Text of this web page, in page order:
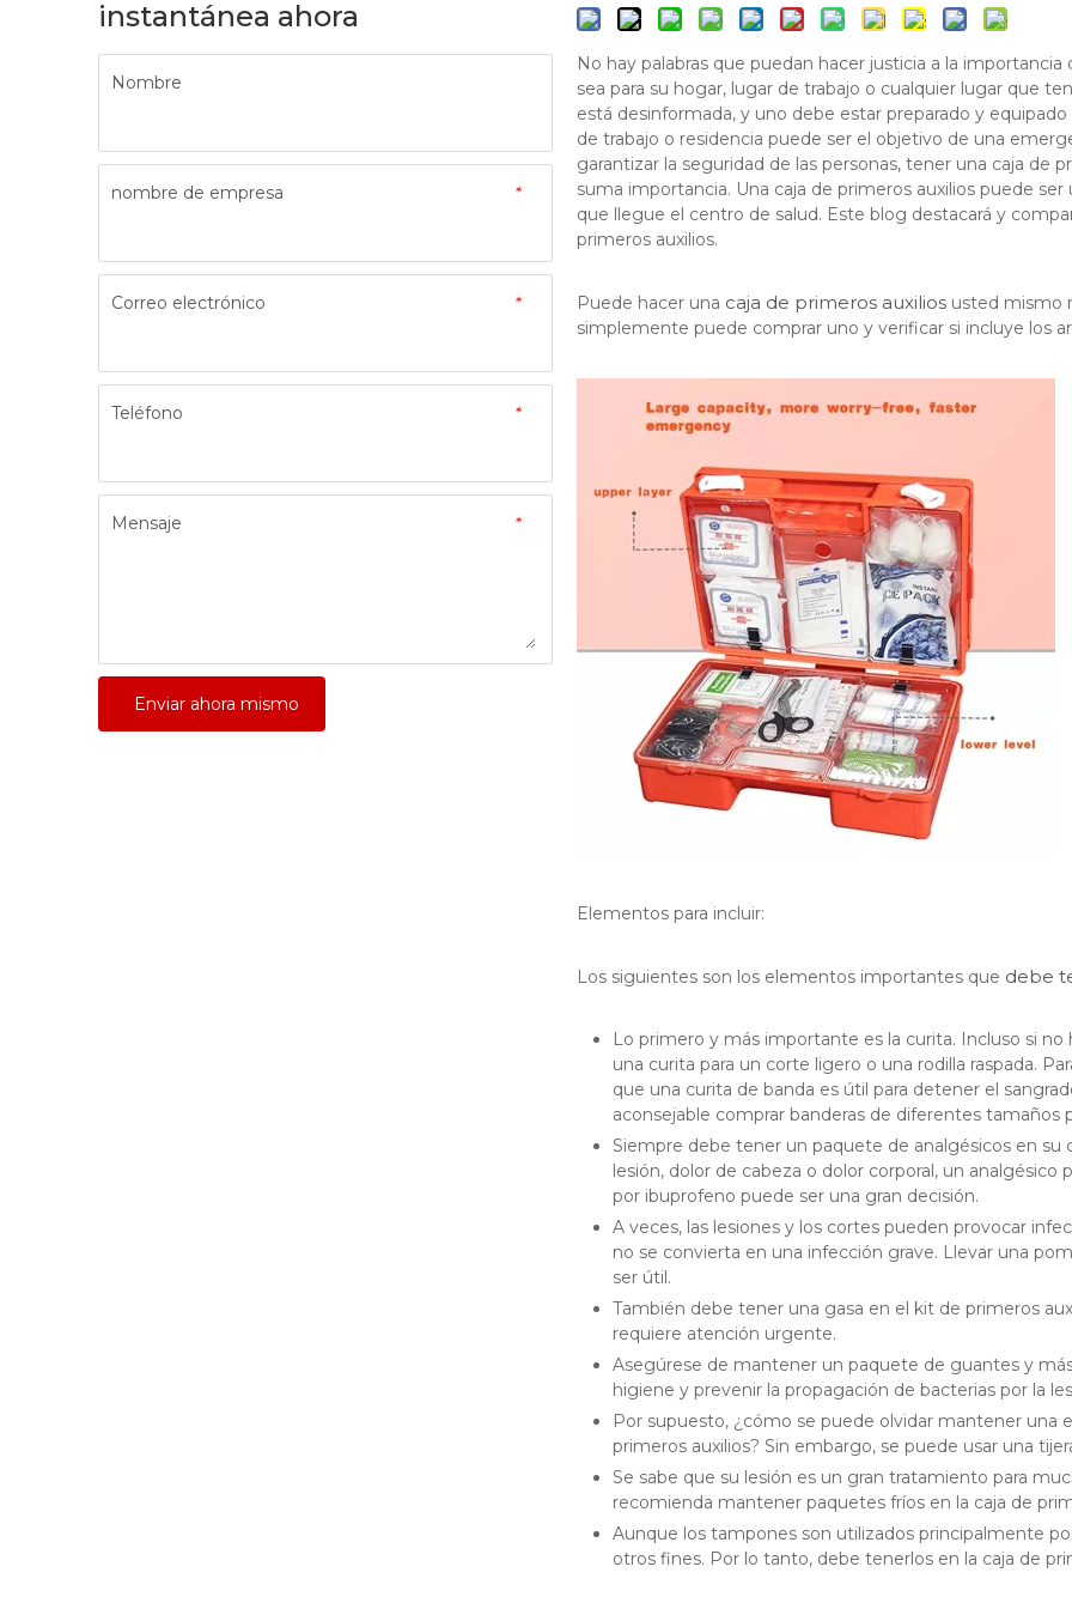
instantánea ahora
Nombre
*
nombre de empresa
*
Correo electrónico
*
Teléfono
*
Mensaje
Enviar ahora mismo
No hay palabras que puedan hacer justicia a la
sea para su hogar, lugar de trabajo o cualquier lugar que
está desinformada, y uno debe estar preparado y
de trabajo o residencia puede ser el objetivo de una
garantizar la seguridad de las personas, tener una caja de
suma importancia. Una caja de primeros auxilios puede
que llegue el centro de salud. Este blog destacará y
primeros auxilios.
Puede hacer una caja de primeros auxilios usted mismo
simplemente puede comprar uno y verificar si incluye los
Elementos para incluir:
Los siguientes son los elementos importantes que debe
Lo primero y más importante es la curita. Incluso si
una curita para un corte ligero o una rodilla raspada.
que una curita de banda es útil para detener el
aconsejable comprar banderas de diferentes tamaños
Siempre debe tener un paquete de analgésicos en su
lesión, dolor de cabeza o dolor corporal, un
por ibuprofeno puede ser una gran decisión.
A veces, las lesiones y los cortes pueden provocar
no se convierta en una infección grave. Llevar una
ser útil.
También debe tener una gasa en el kit de primeros
requiere atención urgente.
Asegúrese de mantener un paquete de guantes y
higiene y prevenir la propagación de bacterias por la
Por supuesto, ¿cómo se puede olvidar mantener una
primeros auxilios? Sin embargo, se puede usar una
Se sabe que su lesión es un gran tratamiento para
recomienda mantener paquetes fríos en la caja de
Aunque los tampones son utilizados principalmente
otros fines. Por lo tanto, debe tenerlos en la caja de